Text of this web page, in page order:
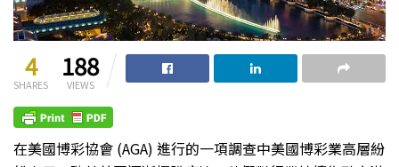
4
SHARES
188
VIEWS
在美國博彩協會 (AGA) 進行的一項調查中美國博彩業高層紛